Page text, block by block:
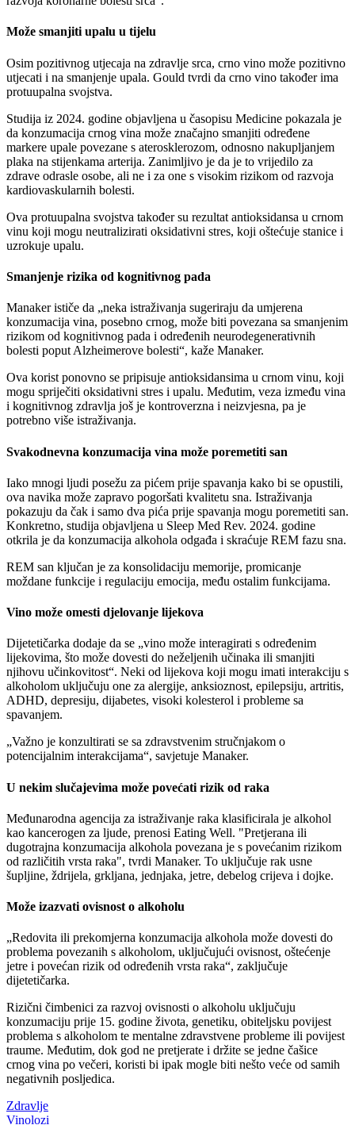
Može smanjiti upalu u tijelu
Osim pozitivnog utjecaja na zdravlje srca, crno vino može pozitivno
utjecati i na smanjenje upala. Gould tvrdi da crno vino također ima
protuupalna svojstva.
Studija iz 2024. godine objavljena u časopisu Medicine pokazala je
da konzumacija crnog vina može značajno smanjiti određene
markere upale povezane s aterosklerozom, odnosno nakupljanjem
plaka na stijenkama arterija. Zanimljivo je da je to vrijedilo za
zdrave odrasle osobe, ali ne i za one s visokim rizikom od razvoja
kardiovaskularnih bolesti.
Ova protuupalna svojstva također su rezultat antioksidansa u crnom
vinu koji mogu neutralizirati oksidativni stres, koji oštećuje stanice i
uzrokuje upalu.
Smanjenje rizika od kognitivnog pada
Manaker ističe da
neka istraživanja sugeriraju da umjerena
konzumacija vina, posebno crnog, može biti povezana sa smanjenim
rizikom od kognitivnog pada i određenih neurodegenerativnih
bolesti poput Alzheimerove bolesti , kaže Manaker.
Ova korist ponovno se pripisuje antioksidansima u crnom vinu, koji
mogu spriječiti oksidativni stres i upalu. Međutim, veza između vina
i kognitivnog zdravlja još je kontroverzna i neizvjesna, pa je
potrebno više istraživanja.
Svakodnevna konzumacija vina može poremetiti san
Iako mnogi ljudi posežu za pićem prije spavanja kako bi se opustili,
ova navika može zapravo pogoršati kvalitetu sna. Istraživanja
pokazuju da čak i samo dva pića prije spavanja mogu poremetiti san.
Konkretno, studija objavljena u Sleep Med Rev. 2024. godine
otkrila je da konzumacija alkohola odgađa i skraćuje REM fazu sna.
REM san ključan je za konsolidaciju memorije, promicanje
moždane funkcije i regulaciju emocija, među ostalim funkcijama.
Vino može omesti djelovanje lijekova
Dijetetičarka dodaje da se
vino može interagirati s određenim
lijekovima, što može dovesti do neželjenih učinaka ili smanjiti
njihovu učinkovitost . Neki od lijekova koji mogu imati interakciju s
alkoholom uključuju one za alergije, anksioznost, epilepsiju, artritis,
ADHD, depresiju, dijabetes, visoki kolesterol i probleme sa
spavanjem.
Važno je konzultirati se sa zdravstvenim stručnjakom o
potencijalnim interakcijama , savjetuje Manaker.
U nekim slučajevima može povećati rizik od raka
Međunarodna agencija za istraživanje raka klasificirala je alkohol
kao kancerogen za ljude, prenosi Eating Well. "Pretjerana ili
dugotrajna konzumacija alkohola povezana je s povećanim rizikom
od različitih vrsta raka", tvrdi Manaker. To uključuje rak usne
šupljine, ždrijela, grkljana, jednjaka, jetre, debelog crijeva i dojke.
Može izazvati ovisnost o alkoholu
Redovita ili prekomjerna konzumacija alkohola može dovesti do
problema povezanih s alkoholom, uključujući ovisnost, oštećenje
jetre i povećan rizik od određenih vrsta raka , zaključuje
dijetetičarka.
Rizični čimbenici za razvoj ovisnosti o alkoholu uključuju
konzumaciju prije 15. godine života, genetiku, obiteljsku povijest
problema s alkoholom te mentalne zdravstvene probleme ili povijest
traume. Međutim, dok god ne pretjerate i držite se jedne čašice
crnog vina po večeri, koristi bi ipak mogle biti nešto veće od samih
negativnih posljedica.
Zdravlje
Vinolozi